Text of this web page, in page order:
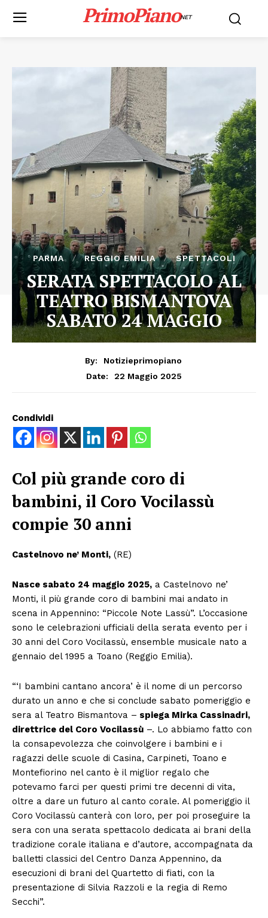
PrimoPianoNET
PARMA REGGIO EMILIA SPETTACOLI
SERATA SPETTACOLO AL
TEATRO BISMANTOVA
SABATO 24 MAGGIO
By:
Notizieprimopiano
Date:
22 Maggio 2025
Condividi
Col più grande coro di
bambini, il Coro Vocilassù
compie 30 anni
Castelnovo ne’ Monti, (RE)
Nasce sabato 24 maggio 2025, a Castelnovo ne’
Monti, il più grande coro di bambini mai andato in
scena in Appennino: “Piccole Note Lassù”. L’occasione
sono le celebrazioni ufficiali della serata evento per i
30 anni del Coro Vocilassù, ensemble musicale nato a
gennaio del 1995 a Toano (Reggio Emilia).
“‘I bambini cantano ancora’ è il nome di un percorso
durato un anno e che si conclude sabato pomeriggio e
sera al Teatro Bismantova – spiega Mirka Cassinadri,
direttrice del Coro Vocilassù –. Lo abbiamo fatto con
la consapevolezza che coinvolgere i bambini e i
ragazzi delle scuole di Casina, Carpineti, Toano e
Montefiorino nel canto è il miglior regalo che
potevamo farci per questi primi tre decenni di vita,
oltre a dare un futuro al canto corale. Al pomeriggio il
Coro Vocilassù canterà con loro, per poi proseguire la
sera con una serata spettacolo dedicata ai brani della
tradizione corale italiana e d’autore, accompagnata da
balletti classici del Centro Danza Appennino, da
esecuzioni di brani del Quartetto di fiati, con la
presentazione di Silvia Razzoli e la regia di Remo
Secchi”.